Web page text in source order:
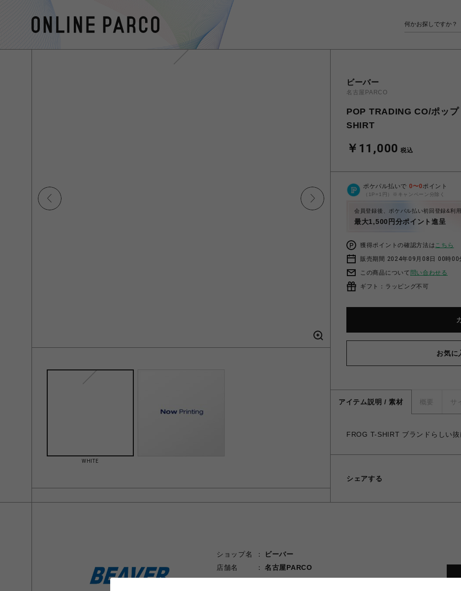
WHITE
ビーバー
名古屋PARCO
POP TRADING CO/ポッ
SHIRT
￥11,000 税込
ポケパル払いで 0〜0ポイント
（1P=1円）※キャンペーン分除く
会員登録後、ポケパル払い初回登録&利
最大1,500円分ポイント進呈
獲得ポイントの確認方法はこちら
販売期間 2024年09月08日 00時00
この商品について 問い合わせる
ギフト：ラッピング不可
お気に
アイテム説明 / 素材 概要 サ
FROG T-SHIRT ブランドらしい
シェアする
ショップ名
ビーバー
店舗名
名古屋PARCO